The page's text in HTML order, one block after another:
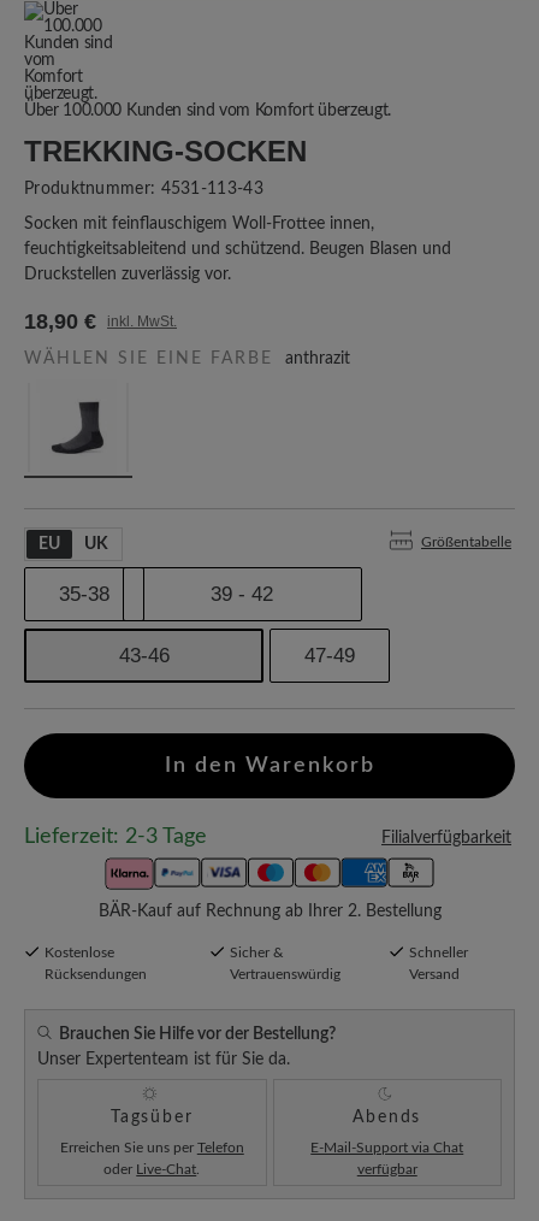
Über 100.000 Kunden sind vom Komfort überzeugt.
TREKKING-SOCKEN
Produktnummer: 4531-113-43
Socken mit feinflauschigem Woll-Frottee innen,
feuchtigkeitsableitend und schützend. Beugen Blasen und
Druckstellen zuverlässig vor.
18,90 € inkl. MwSt.
WÄHLEN SIE EINE FARBE anthrazit
EU UK Größentabelle
35-38 39 - 42
43-46 47-49
In den Warenkorb
Lieferzeit: 2-3 Tage Filialverfügbarkeit
BÄR-Kauf auf Rechnung ab Ihrer 2. Bestellung
Kostenlose
Rücksendungen
Sicher &
Vertrauenswürdig
Schneller
Versand
Brauchen Sie Hilfe vor der Bestellung?
Unser Expertenteam ist für Sie da.
Tagsüber
Erreichen Sie uns per Telefon
oder Live-Chat
Abends
E-Mail-Support via Chat
verfügbar